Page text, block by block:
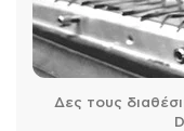
Δες τους